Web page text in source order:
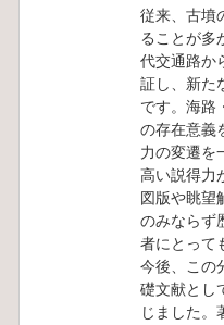
従来、古墳
ることが多
代交通路か
証し、新た
です。海路
の存在意義
力の変遷を
高い説得力
図版や眺望
のみならず
者にとって
今後、この
礎文献とし
じました。